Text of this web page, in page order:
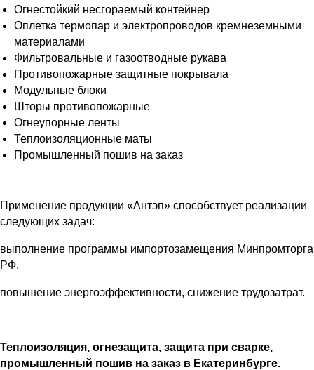
Огнестойкий несгораемый контейнер
Оплетка термопар и электропроводов кремнеземными
материалами
Фильтровальные и газоотводные рукава
Противопожарные защитные покрывала
Модульные блоки
Шторы противопожарные
Огнеупорные ленты
Теплоизоляционные маты
Промышленный пошив на заказ
Применение продукции «Антэп» способствует реализации
следующих задач:
выполнение программы импортозамещения Минпромторга
РФ,
повышение энергоэффективности, снижение трудозатрат.
Теплоизоляция, огнезащита, защита при сварке,
промышленный пошив на заказ в Екатеринбурге.